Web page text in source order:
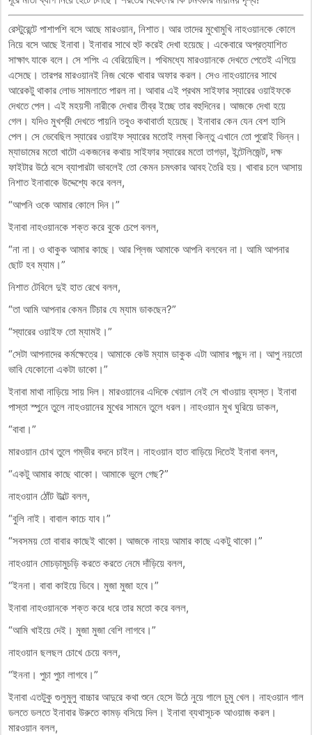
রেস্টুরেন্টে পাশাপশি বসে আছে মারওয়ান, নিশাত। আর তাদের মুখোমুখি নাহওয়ানকে কোলে
নিয়ে বসে আছে ইনাবা। ইনাবার সাথে হুট করেই দেখা হয়েছে। একেবারে অপ্রত্যাশিত
সাক্ষাৎ যাকে বলে। সে শপিং এ বেরিয়েছিল। পথিমধ্যে মারওয়ানকে দেখতে পেতেই এগিয়ে
এসেছে। তারপর মারওয়ানই নিজ থেকে খাবার অফার করল। সেও নাহওয়ানের সাথে
আরেকটু থাকার লোভ সামলাতে পারল না। আবার এই প্রথম সাইফার স্যারের ওয়াইফকে
দেখতে পেল। এই মহয়সী নারীকে দেখার তীব্র ইচ্ছে তার বহুদিনের। আজকে দেখা হয়ে
গেল। যদিও মুখশ্রী দেখতে পায়নি তবুও কথাবার্তা হয়েছে। ইনাবার কেন যেন বেশ হাসি
পেল। সে ভেবেছিল স্যারের ওয়াইফ স্যারের মতোই লম্বা কিন্তু এখানে তো পুরোই ভিন্ন।
ম্যাডামের মতো খাটো একজনের কথায় সাইফার স্যারের মতো তাগড়া, ইন্টেলিজেন্ট, দক্ষ
ফাইটার উঠে বসে ব্যাপারটা ভাবলেই তো কেমন চমৎকার আবহ তৈরি হয়। খাবার চলে আসায়
নিশাত ইনাবাকে উদ্দেশ্যে করে বলল,
“আপনি ওকে আমার কোলে দিন।”
ইনাবা নাহওয়ানকে শক্ত করে বুকে চেপে বলল,
“না না। ও থাকুক আমার কাছে। আর প্লিজ আমাকে আপনি বলবেন না। আমি আপনার
ছোট হব ম্যাম।”
নিশাত টেবিলে দুই হাত রেখে বলল,
“তা আমি আপনার কেমন টিচার যে ম্যাম ডাকছেন?”
“স্যারের ওয়াইফ তো ম্যামই।”
“সেটা আপনাদের কর্মক্ষেত্রে। আমাকে কেউ ম্যাম ডাকুক এটা আমার পছন্দ না। আপু নয়তো
ভাবি যেকোনো একটা ডাকো।”
ইনাবা মাথা নাড়িয়ে সায় দিল। মারওয়ানের এদিকে খেয়াল নেই সে খাওয়ায় ব্যস্ত। ইনাবা
পাস্তা স্পুনে তুলে নাহওয়ানের মুখের সামনে তুলে ধরল। নাহওয়ান মুখ ঘুরিয়ে ডাকল,
“বাবা।”
মারওয়ান চোখ তুলে গম্ভীর বদনে চাইল। নাহওয়ান হাত বাড়িয়ে দিতেই ইনাবা বলল,
“একটু আমার কাছে থাকো। আমাকে ভুলে গেছ?”
নাহওয়ান ঠোঁট উল্টে বলল,
“বুলি নাই। বাবাল কাচে যাব।”
“সবসময় তো বাবার কাছেই থাকো। আজকে নাহয় আমার কাছে একটু থাকো।”
নাহওয়ান মোচড়ামুচড়ি করতে করতে নেমে দাঁড়িয়ে বলল,
“ইননা। বাবা কাইয়ে ডিবে। মুজা মুজা হবে।”
ইনাবা নাহওয়ানকে শক্ত করে ধরে তার মতো করে বলল,
“আমি খাইয়ে দেই। মুজা মুজা বেশি লাগবে।”
নাহওয়ান ছলছল চোখে চেয়ে বলল,
“ইননা। পুচা পুচা লাগবে।”
ইনাবা এতটুকু গুলুমুলু বাচ্চার আদুরে কথা শুনে হেসে উঠে নুয়ে গালে চুমু খেল। নাহওয়ান গাল
ডলতে ডলতে ইনাবার উরুতে কামড় বসিয়ে দিল। ইনাবা ব্যথাসূচক আওয়াজ করল।
মারওয়ান বলল,